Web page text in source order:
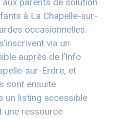
parents de solution
à La Chapelle-sur-
occasionnelles.
via un
auprès de l’Info
sur-Erdre, et
sont ensuite
un listing accessible
une ressource